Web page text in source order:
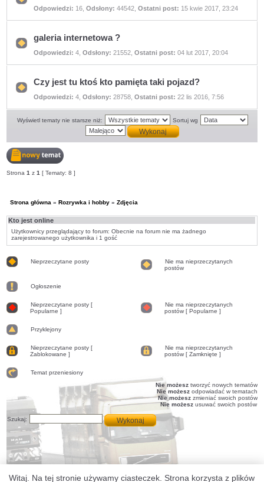
Nie
nieprzeczytanych
Odpowiedzi: 16 ,Odsłony: 44542 ,Ostatni post: 15 kwie 2017, 23:24
Nie
nieprzeczytanych
galeria internetowa ?
Odpowiedzi: 4 ,Odsłony: 21552 ,Ostatni post: 04 lut 2017, 20:04
Nie
nieprzeczytanych
Czy jest tu ktoś kto pamięta taki pojazd?
Odpowiedzi: 4 ,Odsłony: 28758 ,Ostatni post: 22 lis 2016, 7:56
Wyświetl tematy nie starsze niż: Sortuj wg
temat
Strona1 z1 [ Tematy: 8 ]
Strona główna »Rozrywka i hobby »Zdjęcia
Kto jest online
Użytkownicy przeglądający to forum: Obecnie na forum nie ma żadnego
zarejestrowanego użytkownika i 1 gość
Nieprzeczytane posty
Nie ma nieprzeczytanych
postów
Ogłoszenie
Nieprzeczytane
Nieprzeczytane posty [
Popularne ]
Popularne
Nie ma nieprzeczytanych
postów [ Popularne ]
Przyklejony
Nieprzeczytane posty [
Zablokowane ]
postów
Zamknięte
]
Nie ma nieprzeczytanych
postów [ Zamknięte ]
Temat przeniesiony
Nie możesztworzyć nowych tematów
Nie możeszodpowiadać w tematach
Nie możeszzmieniać swoich postów
Nie możeszusuwać swoich postów
Szukaj:
Witaj. Na tej stronie używamy ciasteczek. Strona korzysta z plików